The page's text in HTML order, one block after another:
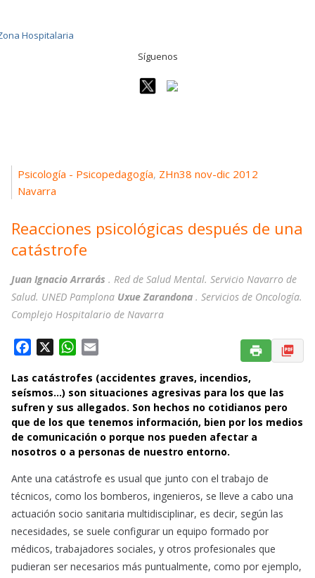
Síguenos
Psicología - Psicopedagogía, ZHn38 nov-dic 2012
Navarra
Reacciones psicológicas después de una
catástrofe
Juan Ignacio Arrarás . Red de Salud Mental. Servicio Navarro de
Salud. UNED Pamplona Uxue Zarandona . Servicios de Oncología.
Complejo Hospitalario de Navarra
c
e
b
o
o
W
a
t
s
A
p
a
i
l
Las catástrofes (accidentes graves, incendios,
seísmos…) son situaciones agresivas para los que las
sufren y sus allegados. Son hechos no cotidianos pero
que de los que tenemos información, bien por los medios
de comunicación o porque nos pueden afectar a
nosotros o a personas de nuestro entorno.
Ante una catástrofe es usual que junto con el trabajo de
técnicos, como los bomberos, ingenieros, se lleve a cabo una
actuación socio sanitaria multidisciplinar, es decir, según las
necesidades, se suele configurar un equipo formado por
médicos, trabajadores sociales, y otros profesionales que
pudieran ser necesarios más puntualmente, como por ejemplo,